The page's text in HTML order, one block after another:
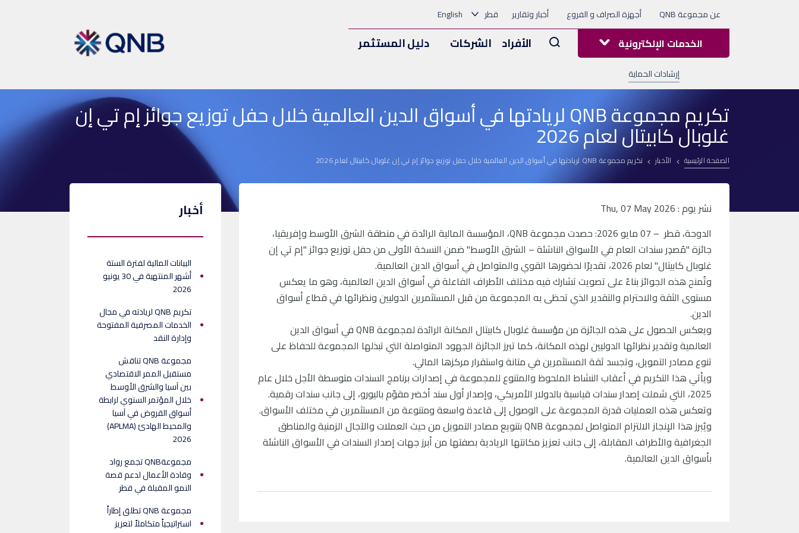
عن مجموعة QNB أجهزة الصراف و الفروع أخبار وتقارير قطر English
الأفراد الشركات دليل المستثمر Arama الخدمات الإلكترونية
إرشادات الحماية
تكريم مجموعة QNB لريادتها في أسواق الدين العالمية خلال حفل توزيع جوائز إم تي إن
غلوبال كابيتال لعام 2026
الصفحة الرئيسية الأخبار تكريم مجموعة QNB لريادتها في أسواق الدين العالمية خلال حفل توزيع جوائز إم تي إن غلوبال كابيتال لعام 2026
نشر يوم : Thu, 07 May 2026
الدوحة، قطر – 07 مايو 2026: حصدت مجموعة QNB، المؤسسة المالية الرائدة في منطقة الشرق الأوسط وإفريقيا،
جائزة "مُصدِر سندات العام في الأسواق الناشئة – الشرق الأوسط" ضمن النسخة الأولى من حفل توزيع جوائز "إم تي إن
غلوبال كابيتال" لعام 2026، تقديرًا لحضورها القوي والمتواصل في أسواق الدين العالمية.
وتُمنح هذه الجوائز بناءً على تصويت تشارك فيه مختلف الأطراف الفاعلة في أسواق الدين العالمية، وهو ما يعكس
مستوى الثقة والاحترام والتقدير الذي تحظى به المجموعة من قبل المستثمرين الدوليين ونظرائها في قطاع أسواق
الدين.
ويعكس الحصول على هذه الجائزة من مؤسسة غلوبال كابيتال المكانة الرائدة لمجموعة QNB في أسواق الدين
العالمية وتقدير نظرائها الدوليين لهذه المكانة، كما تبرز الجائزة الجهود المتواصلة التي تبذلها المجموعة للحفاظ على
تنوع مصادر التمويل، وتجسد ثقة المستثمرين في متانة واستقرار مركزها المالي.
ويأتي هذا التكريم في أعقاب النشاط الملحوظ والمتنوع للمجموعة في إصدارات برنامج السندات متوسطة الأجل خلال عام
2025، التي شملت إصدار سندات قياسية بالدولار الأمريكي، وإصدار أول سند أخضر مقوّم باليورو، إلى جانب سندات رقمية.
وتعكس هذه العمليات قدرة المجموعة على الوصول إلى قاعدة واسعة ومتنوعة من المستثمرين في مختلف الأسواق.
ويُبرز هذا الإنجاز الالتزام المتواصل لمجموعة QNB بتنويع مصادر التمويل من حيث العملات والآجال الزمنية والمناطق
الجغرافية والأطراف المقابلة، إلى جانب تعزيز مكانتها الريادية بصفتها من أبرز جهات إصدار السندات في الأسواق الناشئة
بأسواق الدين العالمية.
أخبار
البيانات المالية لفترة الستة
أشهر المنتهية في 30 يونيو
2026
تكريم QNB لريادته في مجال
الخدمات المصرفية المفتوحة
وإدارة النقد
مجموعة QNB تناقش
مستقبل الممر الاقتصادي
بين آسيا والشرق الأوسط
خلال المؤتمر السنوي لرابطة
أسواق القروض في آسيا
والمحيط الهادئ (APLMA)
2026
مجموعةQNB تجمع رواد
وقادة الأعمال لدعم قصة
النمو المقبلة في قطر
مجموعة QNB تطلق إطاراً
استراتيجياً متكاملاً لتعزيز